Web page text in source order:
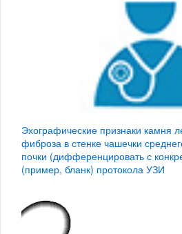
Эхографические признаки камня
фиброза в стенке чашечки
почки (дифференцировать с
(пример, бланк) протокола УЗИ